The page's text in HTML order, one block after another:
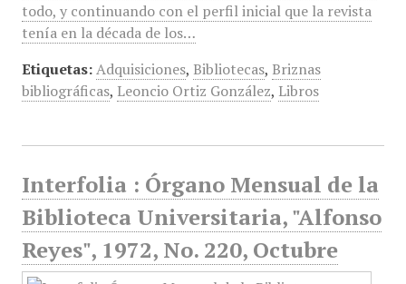
todo, y continuando con el perfil inicial que la revista
tenía en la década de los…
Etiquetas: Adquisiciones, Bibliotecas, Briznas
bibliográficas, Leoncio Ortiz González, Libros
Interfolia : Órgano Mensual de la
Biblioteca Universitaria, "Alfonso
Reyes", 1972, No. 220, Octubre